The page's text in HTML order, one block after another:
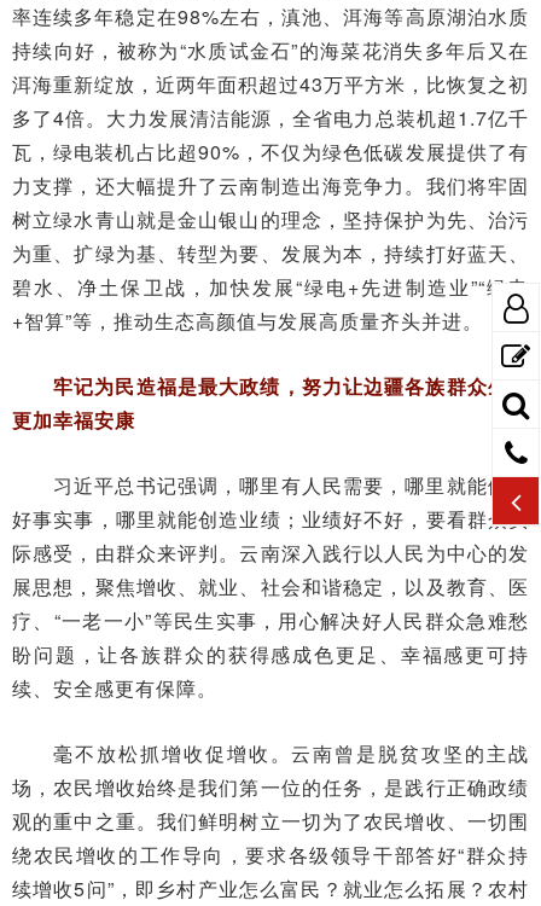
率连续多年稳定在98%左右，滇池、洱海等高原湖泊水质
持续向好，被称为“水质试金石”的海菜花消失多年后又在
洱海重新绽放，近两年面积超过43万平方米，比恢复之初
多了4倍。大力发展清洁能源，全省电力总装机超1.7亿千
瓦，绿电装机占比超90%，不仅为绿色低碳发展提供了有
力支撑，还大幅提升了云南制造出海竞争力。我们将牢固
树立绿水青山就是金山银山的理念，坚持保护为先、治污
为重、扩绿为基、转型为要、发展为本，持续打好蓝天、
碧水、净土保卫战，加快发展“绿电+先进制造业”“绿电
+智算”等，推动生态高颜值与发展高质量齐头并进。
牢记为民造福是最大政绩，努力让边疆各族群众生活
更加幸福安康
习近平总书记强调，哪里有人民需要，哪里就能做出
好事实事，哪里就能创造业绩；业绩好不好，要看群众实
际感受，由群众来评判。云南深入践行以人民为中心的发
展思想，聚焦增收、就业、社会和谐稳定，以及教育、医
疗、“一老一小”等民生实事，用心解决好人民群众急难愁
盼问题，让各族群众的获得感成色更足、幸福感更可持
续、安全感更有保障。
毫不放松抓增收促增收。云南曾是脱贫攻坚的主战
场，农民增收始终是我们第一位的任务，是践行正确政绩
观的重中之重。我们鲜明树立一切为了农民增收、一切围
绕农民增收的工作导向，要求各级领导干部答好“群众持
续增收5问”，即乡村产业怎么富民？就业怎么拓展？农村